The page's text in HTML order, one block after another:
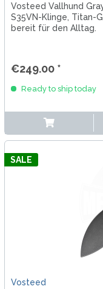
Vosteed Vallhund
S35VN-Klinge, Titan-
bereit für den Alltag.
€249.00 *
Ready to ship today
SALE
Vosteed